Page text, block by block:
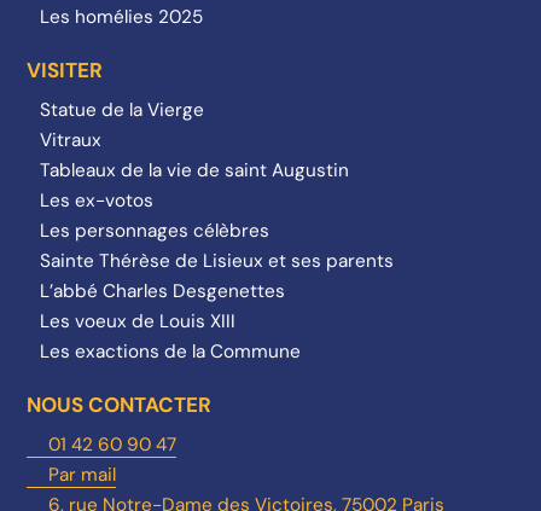
Les homélies 2025
VISITER
Statue de la Vierge
Vitraux
Tableaux de la vie de saint Augustin
Les ex-votos
Les personnages célèbres
Sainte Thérèse de Lisieux et ses parents
L’abbé Charles Desgenettes
Les voeux de Louis XIII
Les exactions de la Commune
NOUS CONTACTER
01 42 60 90 47
Par mail
6, rue Notre-Dame des Victoires, 75002 Paris